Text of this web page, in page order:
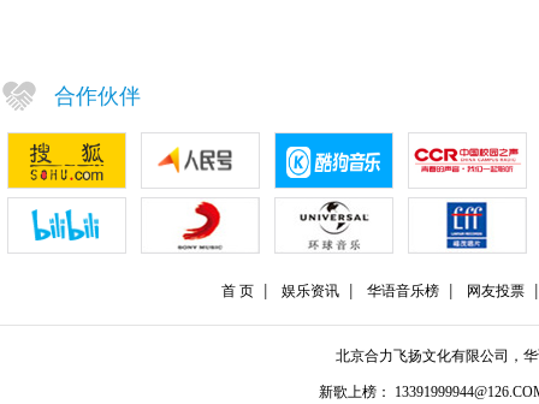
合作伙伴
首 页 娱乐资讯 华语音乐榜 网友投票
北京合力飞扬文化有限公司，
新歌上榜：